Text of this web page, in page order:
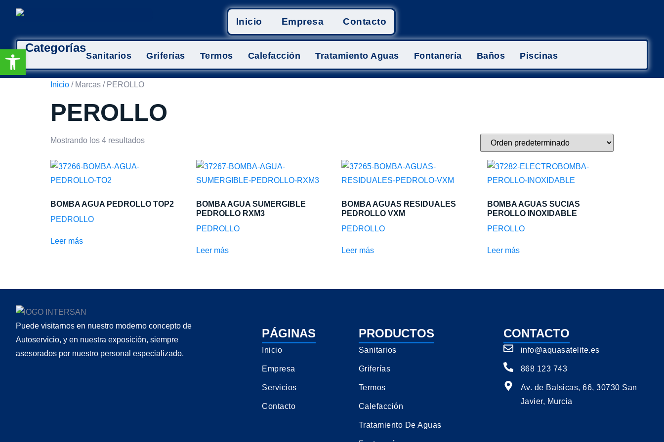
Abrir barra de herramientas
Inicio Empresa Contacto
Categorías
Sanitarios Griferías Termos Calefacción Tratamiento Aguas Fontanería Baños Piscinas
Inicio / Marcas / PEROLLO
PEROLLO
Mostrando los 4 resultados
BOMBA AGUA PEDROLLO TOP2
PEDROLLO
Leer más
BOMBA AGUA SUMERGIBLE
PEDROLLO RXM3
PEDROLLO
Leer más
BOMBA AGUAS RESIDUALES
PEDROLLO VXM
PEDROLLO
Leer más
BOMBA AGUAS SUCIAS
PEROLLO INOXIDABLE
PEROLLO
Leer más
Puede visitarnos en nuestro moderno concepto de
Autoservicio, y en nuestra exposición, siempre
asesorados por nuestro personal especializado.
PÁGINAS
Inicio
Empresa
Servicios
Contacto
PRODUCTOS
Sanitarios
Griferías
Termos
Calefacción
Tratamiento De Aguas
CONTACTO
info@aquasatelite.es
868 123 743
Av. de Balsicas, 66, 30730 San
Javier, Murcia